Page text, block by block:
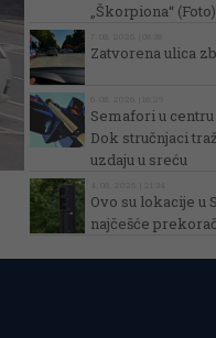
„Škorpiona“ (Foto)
Zatvorena ulica
Semafori u
Dok stručnjaci
uzdaju u sreću
Ovo su lokacije u
najčešće